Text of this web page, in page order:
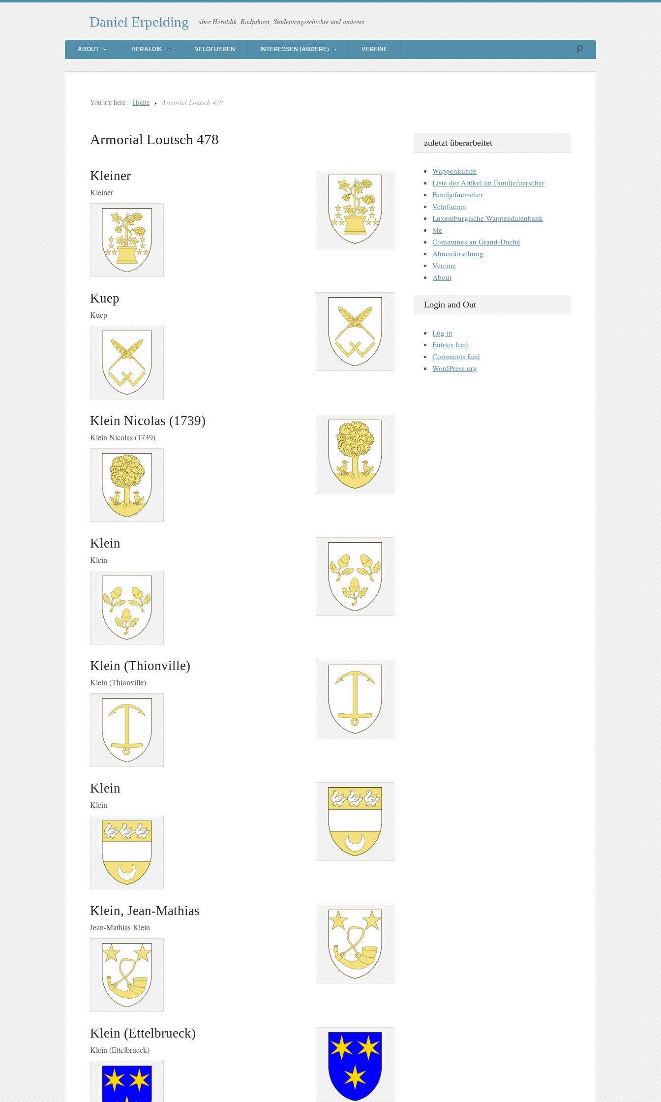
Daniel Erpelding über Heraldik, Radfahren, Studentengeschichte und anderes
ABOUT HERALDIK VELOFUEREN INTERESSEN (ANDERE) VEREINE
You are here: Home Armorial Loutsch 478
Armorial Loutsch 478
Kleiner
Kleiner
Kuep
Kuep
Klein Nicolas (1739)
Klein Nicolas (1739)
Klein
Klein
Klein (Thionville)
Klein (Thionville)
Klein
Klein
Klein, Jean-Mathias
Jean-Mathias Klein
Klein (Ettelbrueck)
Klein (Ettelbrueck)
zuletzt überarbeitet
Wappenkunde
Liste der Artikel im Familjefuerscher
Familjefuerscher
Velofueren
Luxemburgische Wappendatenbank
Me
Communes au Grand-Duché
Ahnenforschung
Vereine
About
Login and Out
Log in
Entries feed
Comments feed
WordPress.org